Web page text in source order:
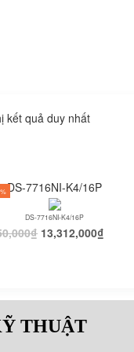
kết quả duy nhất
DS-7716NI-K4/16P
DS-7716NI-K4/16P
₫ 13,312,000₫
THUẬT